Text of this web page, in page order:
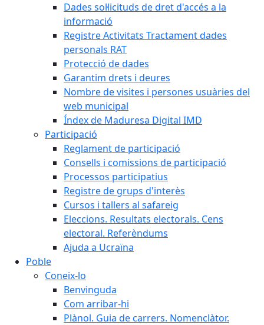
Dades sol·licituds de dret d'accés a la
informació
Registre Activitats Tractament dades
personals RAT
Protecció de dades
Garantim drets i deures
Nombre de visites i persones usuàries del
web municipal
Índex de Maduresa Digital IMD
Participació
Reglament de participació
Consells i comissions de participació
Processos participatius
Registre de grups d'interès
Cursos i tallers al safareig
Eleccions. Resultats electorals. Cens
electoral. Referèndums
Ajuda a Ucraïna
Poble
Coneix-lo
Benvinguda
Com arribar-hi
Plànol. Guia de carrers. Nomenclàtor.